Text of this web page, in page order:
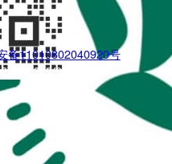
备11010802040920号
Reserved